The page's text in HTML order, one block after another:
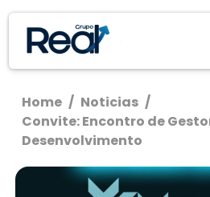
Home / Noticias /
Convite: Encontro de
Desenvolvimento